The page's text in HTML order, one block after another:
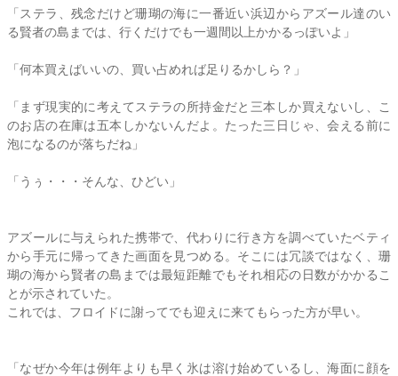
「 ステラ
、残念だけど珊瑚の海に一番近い浜辺からアズール達のい
る賢者の島までは、行くだけでも一週間以上かかるっぽいよ」
「何本買えばいいの、買い占めれば足りるかしら？」
「まず現実的に考えて ステラの所持金だと三本しか買えないし、こ
のお店の在庫は五本しかないんだよ。たった三日じゃ、会える前に
泡になるのが落ちだね」
「うぅ・・・そんな、ひどい」
アズールに与えられた携帯で、代わりに行き方を調べていたベティ
から手元に帰ってきた画面を見つめる。そこには冗談ではなく、珊
瑚の海から賢者の島までは最短距離でもそれ相応の日数がかかるこ
とが示されていた。
これでは、フロイドに謝ってでも迎えに来てもらった方が早い。
「なぜか今年は例年よりも早く氷は溶け始めているし、海面に顔を